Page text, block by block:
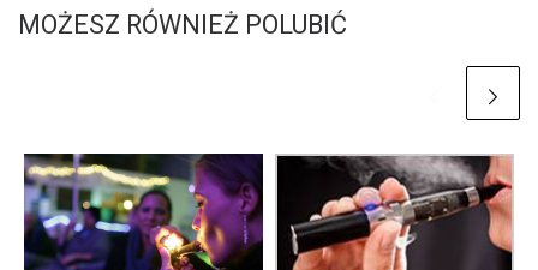
MOŻESZ RÓWNIEŻ POLUBIĆ